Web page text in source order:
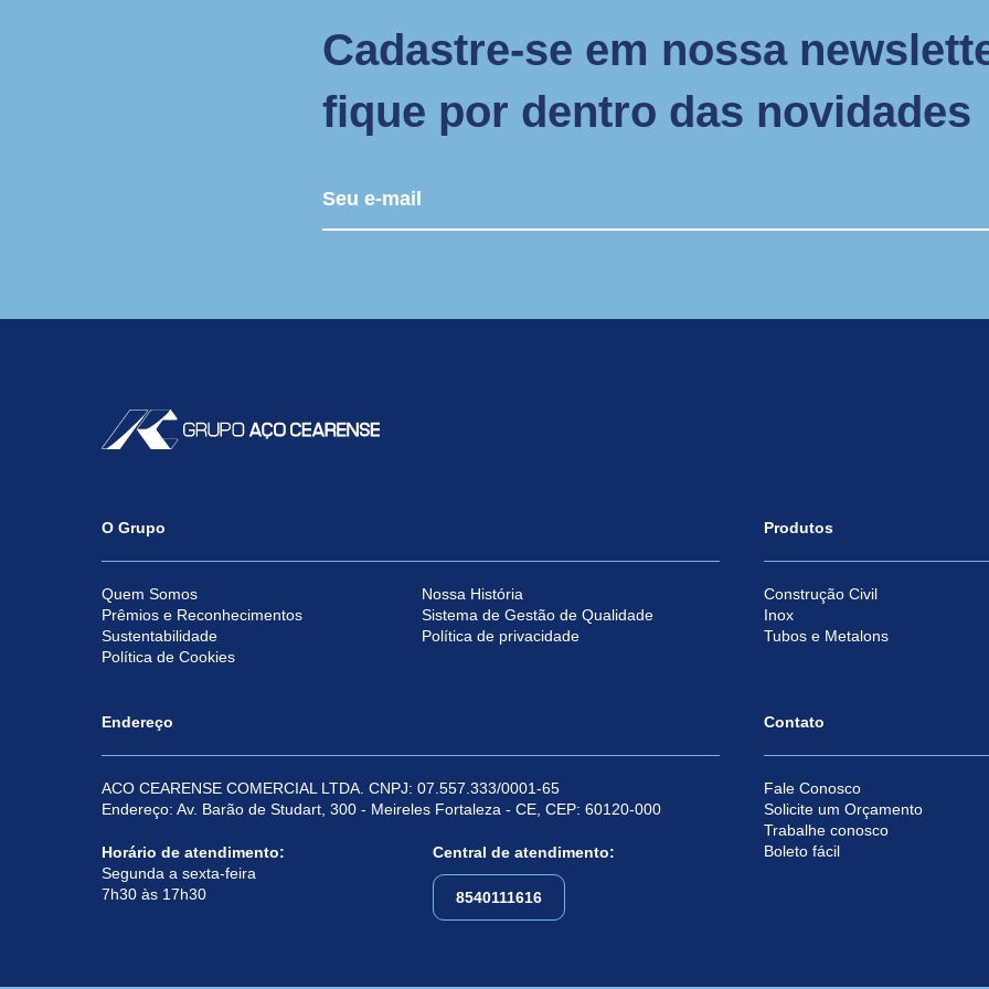
Cadastre-se em nossa
fique por dentro das novidades
O Grupo
Quem Somos
Nossa História
Prêmios e Reconhecimentos
Sistema de Gestão de Qualidade
Sustentabilidade
Política de privacidade
Política de Cookies
Produtos
Construção Civil
Inox
Tubos e Metalons
Endereço
ACO CEARENSE COMERCIAL LTDA. CNPJ: 07.557.333/0001-65
Endereço: Av. Barão de Studart, 300 - Meireles Fortaleza - CE, CEP: 60120-000
Horário de atendimento:
Segunda a sexta-feira
7h30 às 17h30
Central de atendimento:
8540111616
Contato
Fale Conosco
Solicite um Orçamento
Trabalhe conosco
Boleto fácil